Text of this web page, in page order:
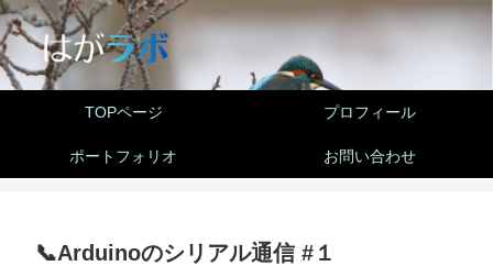
TOPページ プロフィール
ポートフォリオ お問い合わせ
📞Arduinoのシリアル通信 #１